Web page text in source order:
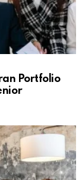
Portfolio